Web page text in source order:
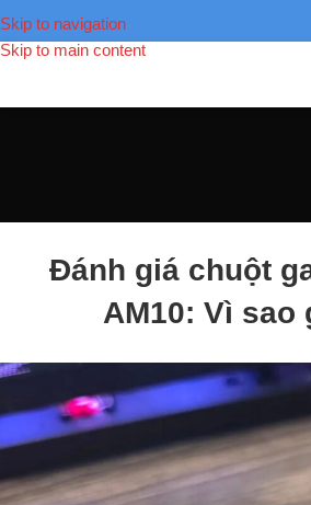
Skip to navigation
Skip to main content
Đánh giá chuột
AM10: Vì sao